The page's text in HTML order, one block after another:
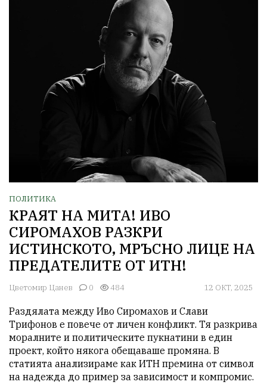
ПОЛИТИКА
КРАЯТ НА МИТА! ИВО
СИРОМАХОВ РАЗКРИ
ИСТИНСКОТО, МРЪСНО ЛИЦЕ НА
ПРЕДАТЕЛИТЕ ОТ ИТН!
Цветомир Цанев 0 484 12 ОКТ, 2025
Раздялата между Иво Сиромахов и Слави
Трифонов е повече от личен конфликт. Тя разкрива
моралните и политическите пукнатини в един
проект, който някога обещаваше промяна. В
статията анализираме как ИТН премина от символ
на надежда до пример за зависимост и компромис.